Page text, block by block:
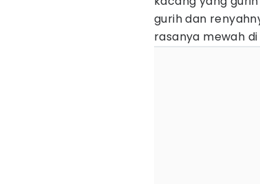
gurih dan
rasanya mewah di